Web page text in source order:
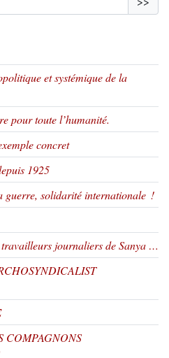
et systémique de la
pour toute l’humanité.
concret
1925
guerre, solidarité internationale !
journaliers de Sanya …
COMPAGNONS